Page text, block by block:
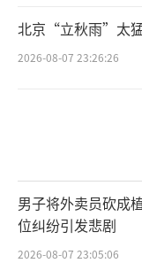
北京“立秋雨”太
2026-08-07 23:26:26
男子将外卖员砍成
位纠纷引发悲剧
2026-08-07 23:05:06